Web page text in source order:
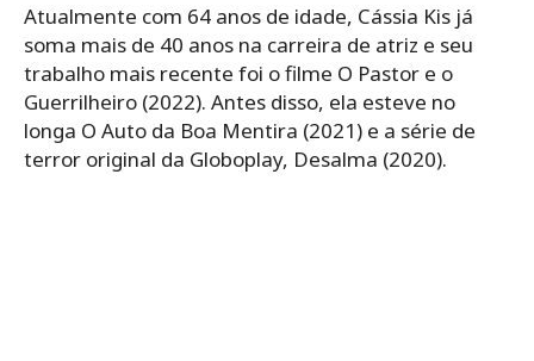
Atualmente com 64 anos de idade, Cássia Kis já
soma mais de 40 anos na carreira de atriz e seu
trabalho mais recente foi o filme O Pastor e o
Guerrilheiro (2022). Antes disso, ela esteve no
longa O Auto da Boa Mentira (2021) e a série de
terror original da Globoplay, Desalma (2020).